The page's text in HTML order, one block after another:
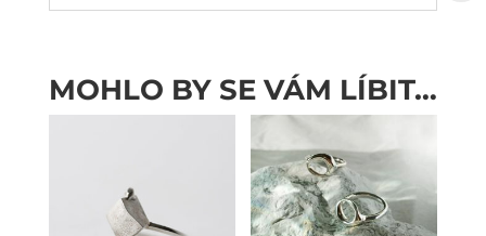
MOHLO BY SE VÁM LÍBIT…